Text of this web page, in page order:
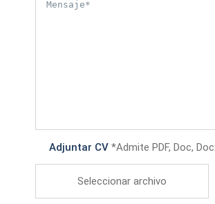
Adjuntar CV *Admite PDF, Doc,
Seleccionar archivo